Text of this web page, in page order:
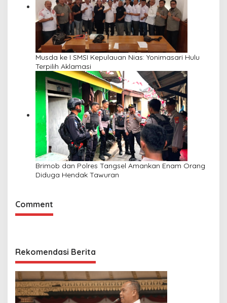
Musda ke I SMSI Kepulauan Nias: Yonimasari Hulu
Terpilih Aklamasi
Brimob dan Polres Tangsel Amankan Enam Orang
Diduga Hendak Tawuran
Comment
Rekomendasi Berita